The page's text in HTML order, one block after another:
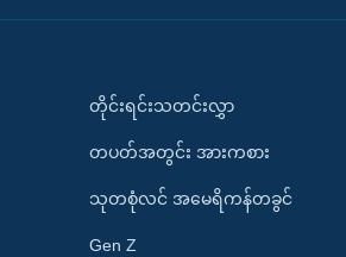
တိုင်းရင်းသတင်းလွှာ
တပတ်အတွင်း အားကစား
သုတစုံလင် အမေရိကန်တခွင်
Gen Z